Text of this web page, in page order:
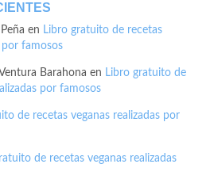
en Libro gratuito de recetas
por famosos
Barahona en Libro gratuito de
por famosos
de recetas veganas realizadas por
de recetas veganas realizadas